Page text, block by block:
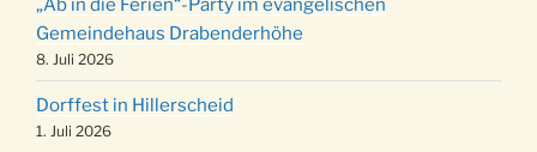
15:00 Uhr
24.12.
Weihnachtsgottesdienst in der Kirche um
18:00 Uhr
24.12.
Christmette mit der ev. Jugend in der Kirche
um 23:00 Uhr
Gemeindehaus Drabenderhöhe
8. Juli 2026
Dorffest in Hillerscheid
1. Juli 2026